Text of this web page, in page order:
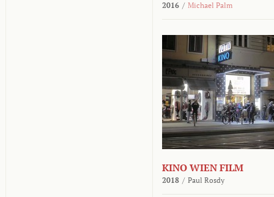
2016 / Michael Palm
KINO WIEN FILM
2018 / Paul Rosdy